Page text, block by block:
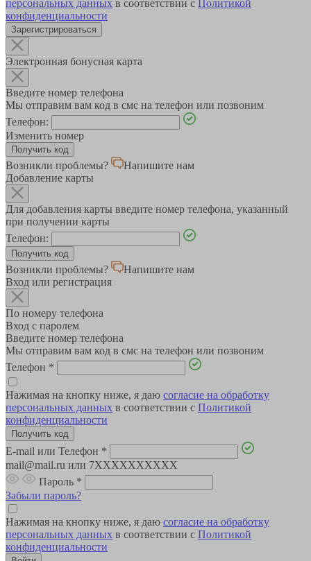
персональных данных в соответствии с
Политикой
конфиденциальности
Зарегистрироваться
Электронная бонусная карта
Введите номер телефона
Мы отправим вам код в смс на телефон или позвоним
Телефон:
Изменить номер
Возникли проблемы?
Напишите нам
Добавление карты
Для добавления карты введите номер телефона, указанный
при получении карты
Телефон:
Возникли проблемы?
Напишите нам
Вход или регистрация
По номеру телефона
Вход с паролем
Введите номер телефона
Мы отправим вам код в смс на телефон или позвоним
Телефон *
Нажимая на кнопку ниже, я даю согласие на обработку
персональных данных в соответствии с Политикой
конфиденциальности
E-mail или Телефон *
mail@mail.ru или 7XXXXXXXXXX
Пароль *
Забыли пароль?
Нажимая на кнопку ниже, я даю согласие на обработку
персональных данных в соответствии с Политикой
конфиденциальности